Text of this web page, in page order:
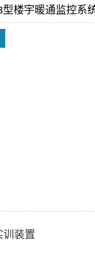
型楼宇暖通监控系
训装置